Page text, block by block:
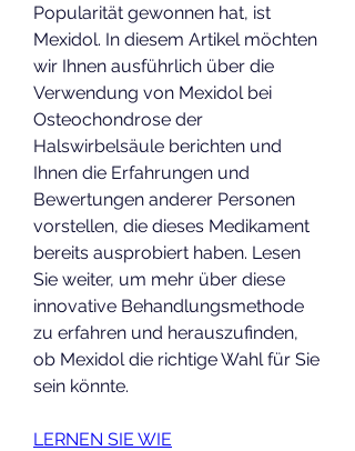
Popularität gewonnen hat, ist
Mexidol. In diesem Artikel möchten
wir Ihnen ausführlich über die
Verwendung von Mexidol bei
Osteochondrose der
Halswirbelsäule berichten und
Ihnen die Erfahrungen und
Bewertungen anderer Personen
vorstellen, die dieses Medikament
bereits ausprobiert haben. Lesen
Sie weiter, um mehr über diese
innovative Behandlungsmethode
zu erfahren und herauszufinden,
ob Mexidol die richtige Wahl für Sie
sein könnte.
LERNEN SIE WIE